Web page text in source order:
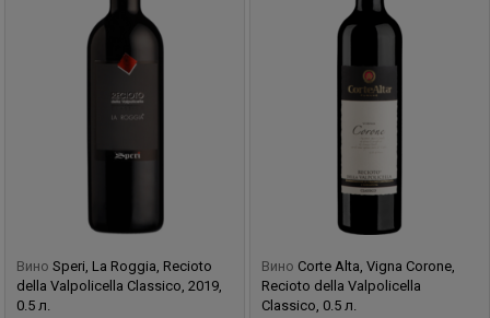
Вино Speri, La Roggia, Recioto
della Valpolicella Classico, 2019,
0.5 л.
Вино Corte Alta, Vigna Corone,
Recioto della Valpolicella
Classico, 0.5 л.